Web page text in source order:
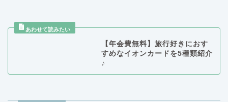
【年会費無料】旅行好きにおす
すめなイオンカードを5種類紹介
♪